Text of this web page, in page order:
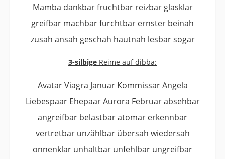
Mamba dankbar fruchtbar reizbar glasklar
greifbar machbar furchtbar ernster beinah
zusah ansah geschah hautnah lesbar sogar
3-silbige Reime auf dibba:
Avatar Viagra Januar Kommissar Angela
Liebespaar Ehepaar Aurora Februar absehbar
angreifbar belastbar atomar erkennbar
vertretbar unzählbar übersah wiedersah
onnenklar unhaltbar unfehlbar ungreifbar